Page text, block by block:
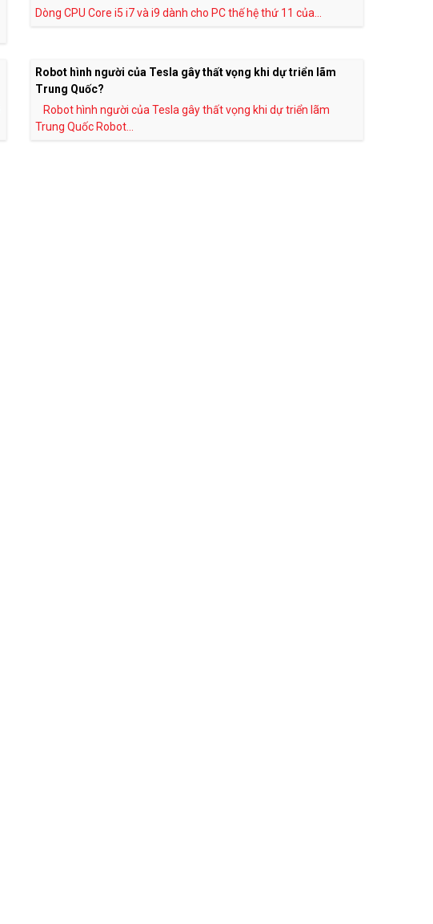
Dòng CPU Core i5 i7 và i9 dành cho PC thế hệ thứ 11 của...
Robot hình người của Tesla gây thất vọng khi dự triển lãm
Trung Quốc?
Robot hình người của Tesla gây thất vọng khi dự triển lãm
Trung Quốc Robot...